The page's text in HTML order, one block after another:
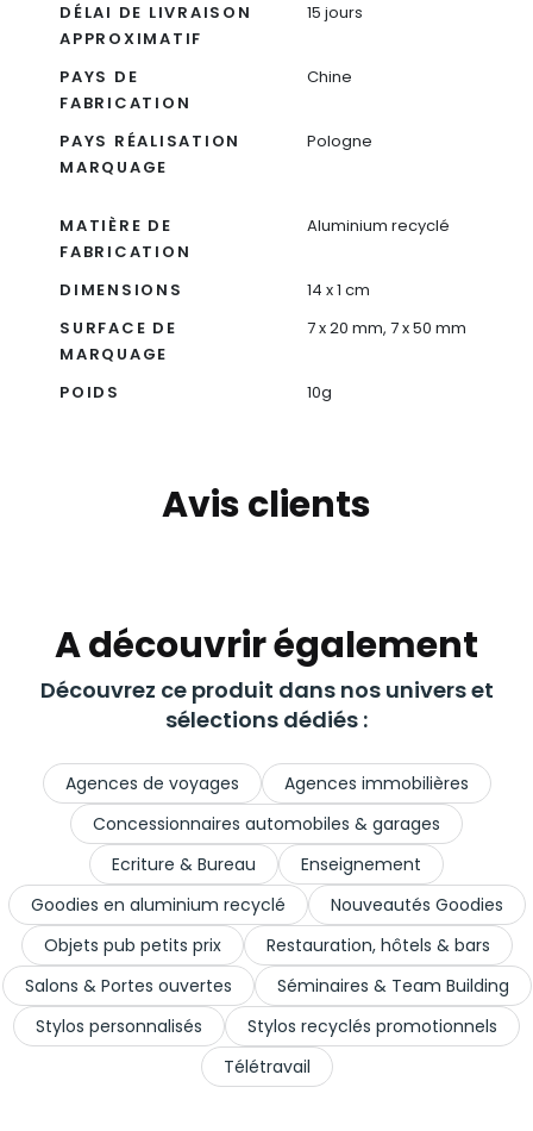
DÉLAI DE LIVRAISON
APPROXIMATIF
15 jours
PAYS DE
FABRICATION
Chine
PAYS RÉALISATION
MARQUAGE
Pologne
MATIÈRE DE
FABRICATION
Aluminium recyclé
DIMENSIONS
14 x 1 cm
SURFACE DE
MARQUAGE
7 x 20 mm, 7 x 50 mm
POIDS 10g
Avis clients
A découvrir également
Découvrez ce produit dans nos univers et
sélections dédiés :
Agences de voyages
Agences immobilières
Concessionnaires automobiles & garages
Ecriture & Bureau
Enseignement
Goodies en aluminium recyclé
Nouveautés Goodies
Objets pub petits prix
Restauration, hôtels & bars
Salons & Portes ouvertes
Séminaires & Team Building
Stylos personnalisés
Stylos recyclés promotionnels
Télétravail